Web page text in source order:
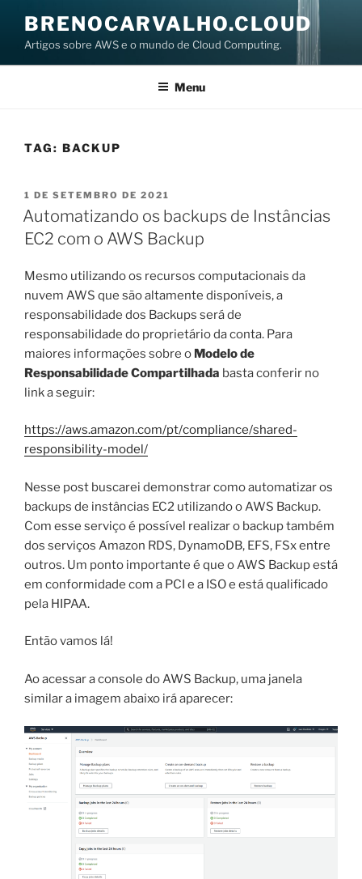
conteúdo
BRENOCARVALHO.CLOUD
Artigos sobre AWS e o mundo de Cloud Computing.
Menu
TAG: BACKUP
PUBLICADO
EM
1 DE SETEMBRO DE 2021
Automatizando os backups de Instâncias
EC2 com o AWS Backup
Mesmo utilizando os recursos computacionais da
nuvem AWS que são altamente disponíveis, a
responsabilidade dos Backups será de
responsabilidade do proprietário da conta. Para
maiores informações sobre o Modelo de
Responsabilidade Compartilhada basta conferir no
link a seguir:
https://aws.amazon.com/pt/compliance/shared-
responsibility-model/
Nesse post buscarei demonstrar como automatizar os
backups de instâncias EC2 utilizando o AWS Backup.
Com esse serviço é possível realizar o backup também
dos serviços Amazon RDS, DynamoDB, EFS, FSx entre
outros. Um ponto importante é que o AWS Backup está
em conformidade com a PCI e a ISO e está qualificado
pela HIPAA.
Então vamos lá!
Ao acessar a console do AWS Backup, uma janela
similar a imagem abaixo irá aparecer: